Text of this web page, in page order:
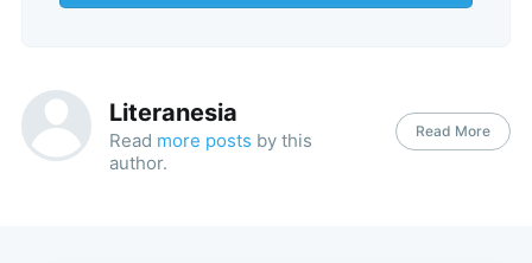
Literanesia
Read more posts by this
author.
Read More